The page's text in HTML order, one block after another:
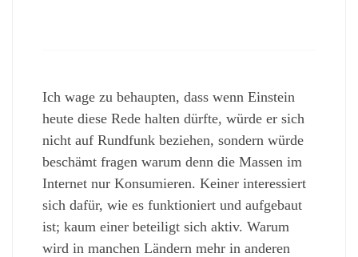
Ich wage zu behaupten, dass wenn Einstein
heute diese Rede halten dürfte, würde er sich
nicht auf Rundfunk beziehen, sondern würde
beschämt fragen warum denn die Massen im
Internet nur Konsumieren. Keiner interessiert
sich dafür, wie es funktioniert und aufgebaut
ist; kaum einer beteiligt sich aktiv. Warum
wird in manchen Ländern mehr in anderen